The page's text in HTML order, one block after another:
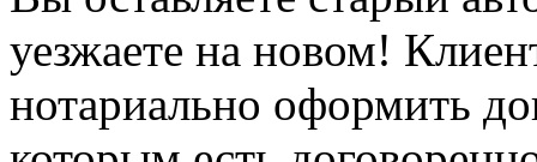
уезжаете на новом!
нотариально оформить